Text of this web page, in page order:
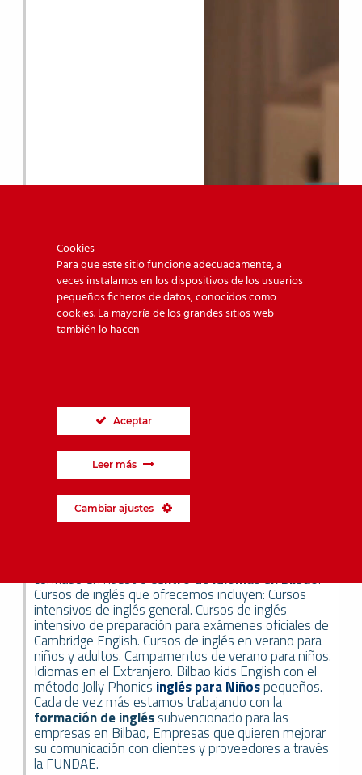
Más de 10 años de
experiencia nos avalan
confiado en nuestrocentro de idiomas en Bilbao.
Cursos de inglés que ofrecemos incluyen: Cursos
intensivos de inglés general. Cursos de inglés
intensivo de preparación para exámenes oficiales de
Cambridge English. Cursos de inglés en verano para
niños y adultos. Campamentos de verano para niños.
Idiomas en el Extranjero. Bilbao kids English con el
método Jolly Phonics inglés para Niñospequeños.
Cada de vez más estamos trabajando con la
formación de ingléssubvencionado para las
empresas en Bilbao, Empresas que quieren mejorar
su comunicación con clientes y proveedores a través
la FUNDAE.
Cookies
Para que este sitio funcione adecuadamente, a
veces instalamos en los dispositivos de los usuarios
pequeños ficheros de datos, conocidos como
cookies. La mayoría de los grandes sitios web
también lo hacen
Aceptar
Leer más
Cambiar ajustes